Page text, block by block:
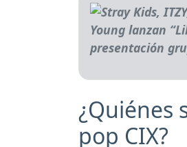
¿Quiénes
pop CIX?